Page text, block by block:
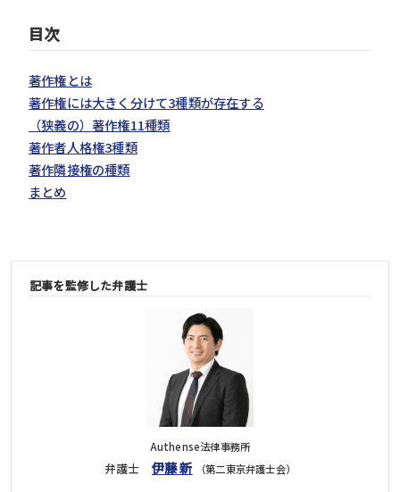
目次
著作権とは
著作権には大きく分けて3種類が存在する
（狭義の）著作権11種類
著作者人格権3種類
著作隣接権の種類
まとめ
記事を監修した弁護士
Authense法律事務所
弁護士 伊藤 新 （第二東京弁護士会）